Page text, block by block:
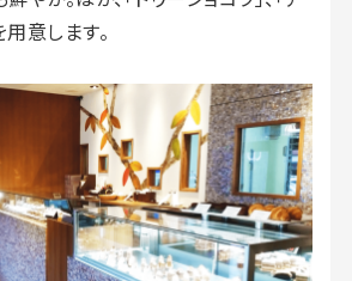
意します。